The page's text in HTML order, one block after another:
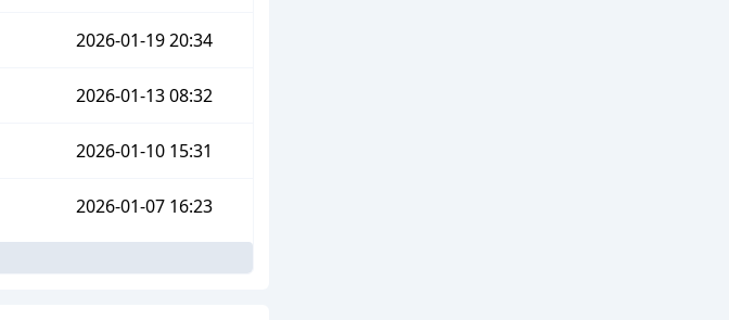
2026-01-19 20:34
2026-01-13 08:32
2026-01-10 15:31
2026-01-07 16:23